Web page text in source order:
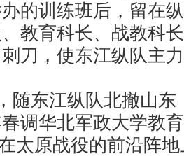
的训练班后，留在
教育科长、战教科
刀，使东江纵队主
随东江纵队北撤山东
调华北军政大学教
太原战役的前沿阵